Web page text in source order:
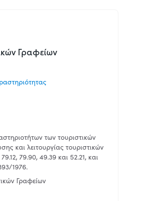
Γραφείων
των τουριστικών
και λειτουργίας τουριστικών
79.90, 49.39 και 52.21, και
1976.
Γραφείων